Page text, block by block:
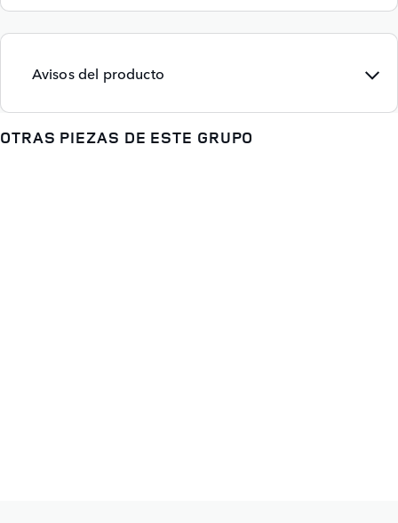
Avisos del producto
OTRAS PIEZAS DE ESTE GRUPO